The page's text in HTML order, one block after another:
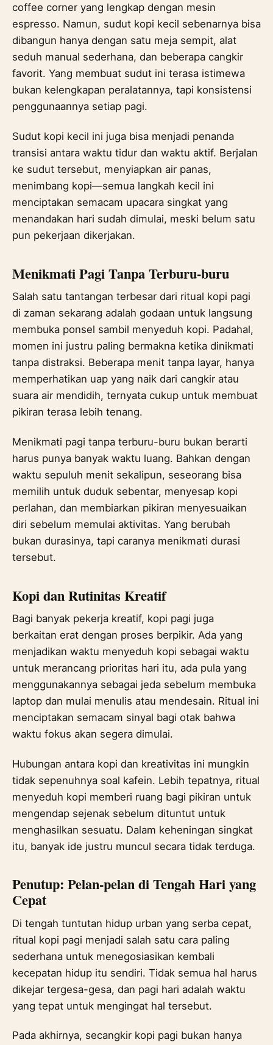
coffee corner yang lengkap dengan mesin
espresso. Namun, sudut kopi kecil sebenarnya bisa
dibangun hanya dengan satu meja sempit, alat
seduh manual sederhana, dan beberapa cangkir
favorit. Yang membuat sudut ini terasa istimewa
bukan kelengkapan peralatannya, tapi konsistensi
penggunaannya setiap pagi.
Sudut kopi kecil ini juga bisa menjadi penanda
transisi antara waktu tidur dan waktu aktif. Berjalan
ke sudut tersebut, menyiapkan air panas,
menimbang kopi—semua langkah kecil ini
menciptakan semacam upacara singkat yang
menandakan hari sudah dimulai, meski belum satu
pun pekerjaan dikerjakan.
Menikmati Pagi Tanpa Terburu-buru
Salah satu tantangan terbesar dari ritual kopi pagi
di zaman sekarang adalah godaan untuk langsung
membuka ponsel sambil menyeduh kopi. Padahal,
momen ini justru paling bermakna ketika dinikmati
tanpa distraksi. Beberapa menit tanpa layar, hanya
memperhatikan uap yang naik dari cangkir atau
suara air mendidih, ternyata cukup untuk membuat
pikiran terasa lebih tenang.
Menikmati pagi tanpa terburu-buru bukan berarti
harus punya banyak waktu luang. Bahkan dengan
waktu sepuluh menit sekalipun, seseorang bisa
memilih untuk duduk sebentar, menyesap kopi
perlahan, dan membiarkan pikiran menyesuaikan
diri sebelum memulai aktivitas. Yang berubah
bukan durasinya, tapi caranya menikmati durasi
tersebut.
Kopi dan Rutinitas Kreatif
Bagi banyak pekerja kreatif, kopi pagi juga
berkaitan erat dengan proses berpikir. Ada yang
menjadikan waktu menyeduh kopi sebagai waktu
untuk merancang prioritas hari itu, ada pula yang
menggunakannya sebagai jeda sebelum membuka
laptop dan mulai menulis atau mendesain. Ritual ini
menciptakan semacam sinyal bagi otak bahwa
waktu fokus akan segera dimulai.
Hubungan antara kopi dan kreativitas ini mungkin
tidak sepenuhnya soal kafein. Lebih tepatnya, ritual
menyeduh kopi memberi ruang bagi pikiran untuk
mengendap sejenak sebelum dituntut untuk
menghasilkan sesuatu. Dalam keheningan singkat
itu, banyak ide justru muncul secara tidak terduga.
Penutup: Pelan-pelan di Tengah Hari yang
Cepat
Di tengah tuntutan hidup urban yang serba cepat,
ritual kopi pagi menjadi salah satu cara paling
sederhana untuk menegosiasikan kembali
kecepatan hidup itu sendiri. Tidak semua hal harus
dikejar tergesa-gesa, dan pagi hari adalah waktu
yang tepat untuk mengingat hal tersebut.
Pada akhirnya, secangkir kopi pagi bukan hanya